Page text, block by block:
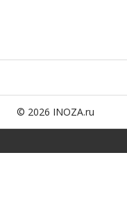
© 2026 INOZA.ru